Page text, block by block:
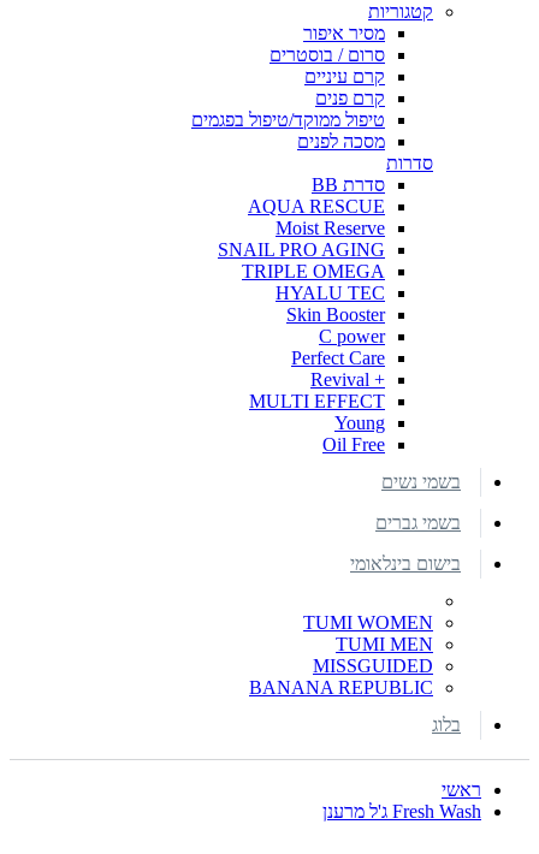
קטגוריות
מסיר איפור
סרום / בוסטרים
קרם עיניים
קרם פנים
טיפול ממוקד/טיפול בפגמים
מסכה לפנים
סדרות
סדרת BB
AQUA RESCUE
Moist Reserve
SNAIL PRO AGING
TRIPLE OMEGA
HYALU TEC
Skin Booster
C power
Perfect Care
+ Revival
MULTI EFFECT
Young
Oil Free
בשמי נשים
בשמי גברים
בישום בינלאומי
TUMI WOMEN
TUMI MEN
MISSGUIDED
BANANA REPUBLIC
בלוג
ראשי
Fresh Wash ג'ל מרענן